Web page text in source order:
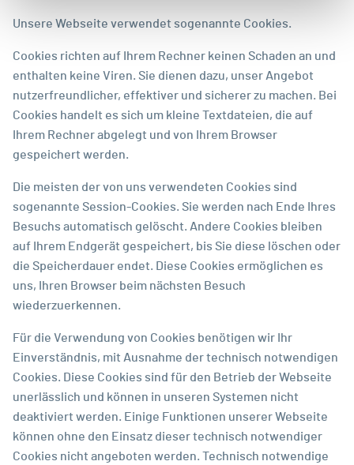
Unsere Webseite verwendet sogenannte Cookies.
Cookies richten auf Ihrem Rechner keinen Schaden an und
enthalten keine Viren. Sie dienen dazu, unser Angebot
nutzerfreundlicher, effektiver und sicherer zu machen. Bei
Cookies handelt es sich um kleine Textdateien, die auf
Ihrem Rechner abgelegt und von Ihrem Browser
gespeichert werden.
Die meisten der von uns verwendeten Cookies sind
sogenannte Session-Cookies. Sie werden nach Ende Ihres
Besuchs automatisch gelöscht. Andere Cookies bleiben
auf Ihrem Endgerät gespeichert, bis Sie diese löschen oder
die Speicherdauer endet. Diese Cookies ermöglichen es
uns, Ihren Browser beim nächsten Besuch
wiederzuerkennen.
Für die Verwendung von Cookies benötigen wir Ihr
Einverständnis, mit Ausnahme der technisch notwendigen
Cookies. Diese Cookies sind für den Betrieb der Webseite
unerlässlich und können in unseren Systemen nicht
deaktiviert werden. Einige Funktionen unserer Webseite
können ohne den Einsatz dieser technisch notwendiger
Cookies nicht angeboten werden. Technisch notwendige